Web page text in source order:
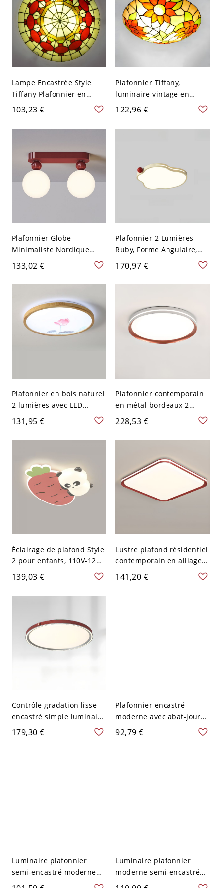
Lampe Encastrée Style
Tiffany Plafonnier en
Forme de Bol en Verre
Multicolore - Rouge 110 V-
120 V 30,48 cm
103,23 €
Plafonnier Tiffany,
luminaire vintage en
vitrail avec base en métal
pour chambre et entrée -
110 V-120 V Rouge-Vert
122,96 €
Plafonnier Globe
Minimaliste Nordique
avec Abat-jours en Verre
Opale - Rouge 110 V-120 V
2
133,02 €
Plafonnier 2 Lumières
Ruby, Forme Angulaire,
Abat-jour PMMA,
Luminaire LED, Matériau
Fer, Style Simpliste, 110V-
170,97 €
Plafonnier en bois naturel
2 lumières avec LED
simple câblée pour salon,
110V-120V, rouge rose, 11"
131,95 €
Plafonnier contemporain
en métal bordeaux 2
lumières avec abat-jour
en acrylique pour salon,
LED, 110V-120V, 16", rond
228,53 €
Éclairage de plafond Style
2 pour enfants, 110V-120V,
Fraise
139,03 €
Lustre plafond résidentiel
contemporain en alliage
vermillon à 2 lumières
avec abat-jour en
141,20 €
Contrôle gradation lisse
encastré simple luminaire
plafond circulaire
acrylique avec fixation
179,30 €
Plafonnier encastré
moderne avec abat-jour
en résine grise et type de
lumière à broches - Rouge
92,79 €
Luminaire plafonnier
semi-encastré moderne
en métal blanc à broches
Luminaire plafonnier
moderne semi-encastré
en résine blanche avec